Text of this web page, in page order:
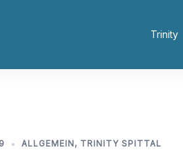
Trinity
ALLGEMEIN, TRINITY SPITTAL